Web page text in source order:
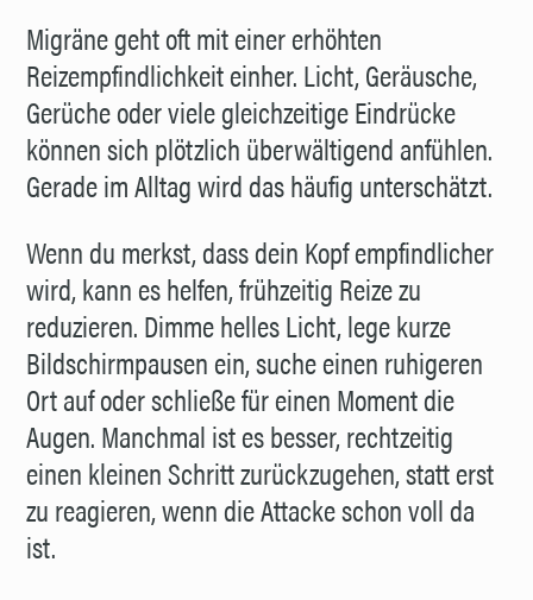
Migräne geht oft mit einer erhöhten
Reizempfindlichkeit einher. Licht, Geräusche,
Gerüche oder viele gleichzeitige Eindrücke
können sich plötzlich überwältigend anfühlen.
Gerade im Alltag wird das häufig unterschätzt.
Wenn du merkst, dass dein Kopf empfindlicher
wird, kann es helfen, frühzeitig Reize zu
reduzieren. Dimme helles Licht, lege kurze
Bildschirmpausen ein, suche einen ruhigeren
Ort auf oder schließe für einen Moment die
Augen. Manchmal ist es besser, rechtzeitig
einen kleinen Schritt zurückzugehen, statt erst
zu reagieren, wenn die Attacke schon voll da
ist.